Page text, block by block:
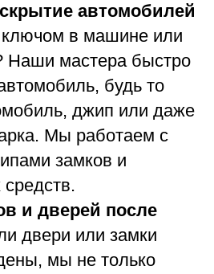
автомобилей
в машине или
Наши мастера быстро
будь то
джип или даже
Мы работаем с
замков и
и дверей после
двери или замки
мы не только